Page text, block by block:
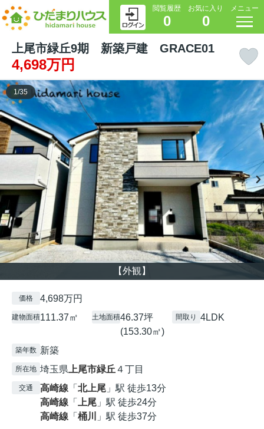
閲覧履歴
0
お気に入り
0
メニュー
上尾市緑丘9期 新築戸建 GRACE01
4,698万円
【外観】
1/35
価格 4,698万円
建物面積111.37㎡ 土地面積46.37坪
(153.30㎡)
間取り 4LDK
築年数 新築
所在地 埼玉県 上尾市緑丘 ４丁目
交通 高崎線 「 北上尾 」駅 徒歩13分
高崎線 「 上尾 」駅 徒歩24分
高崎線 「 桶川 」駅 徒歩37分